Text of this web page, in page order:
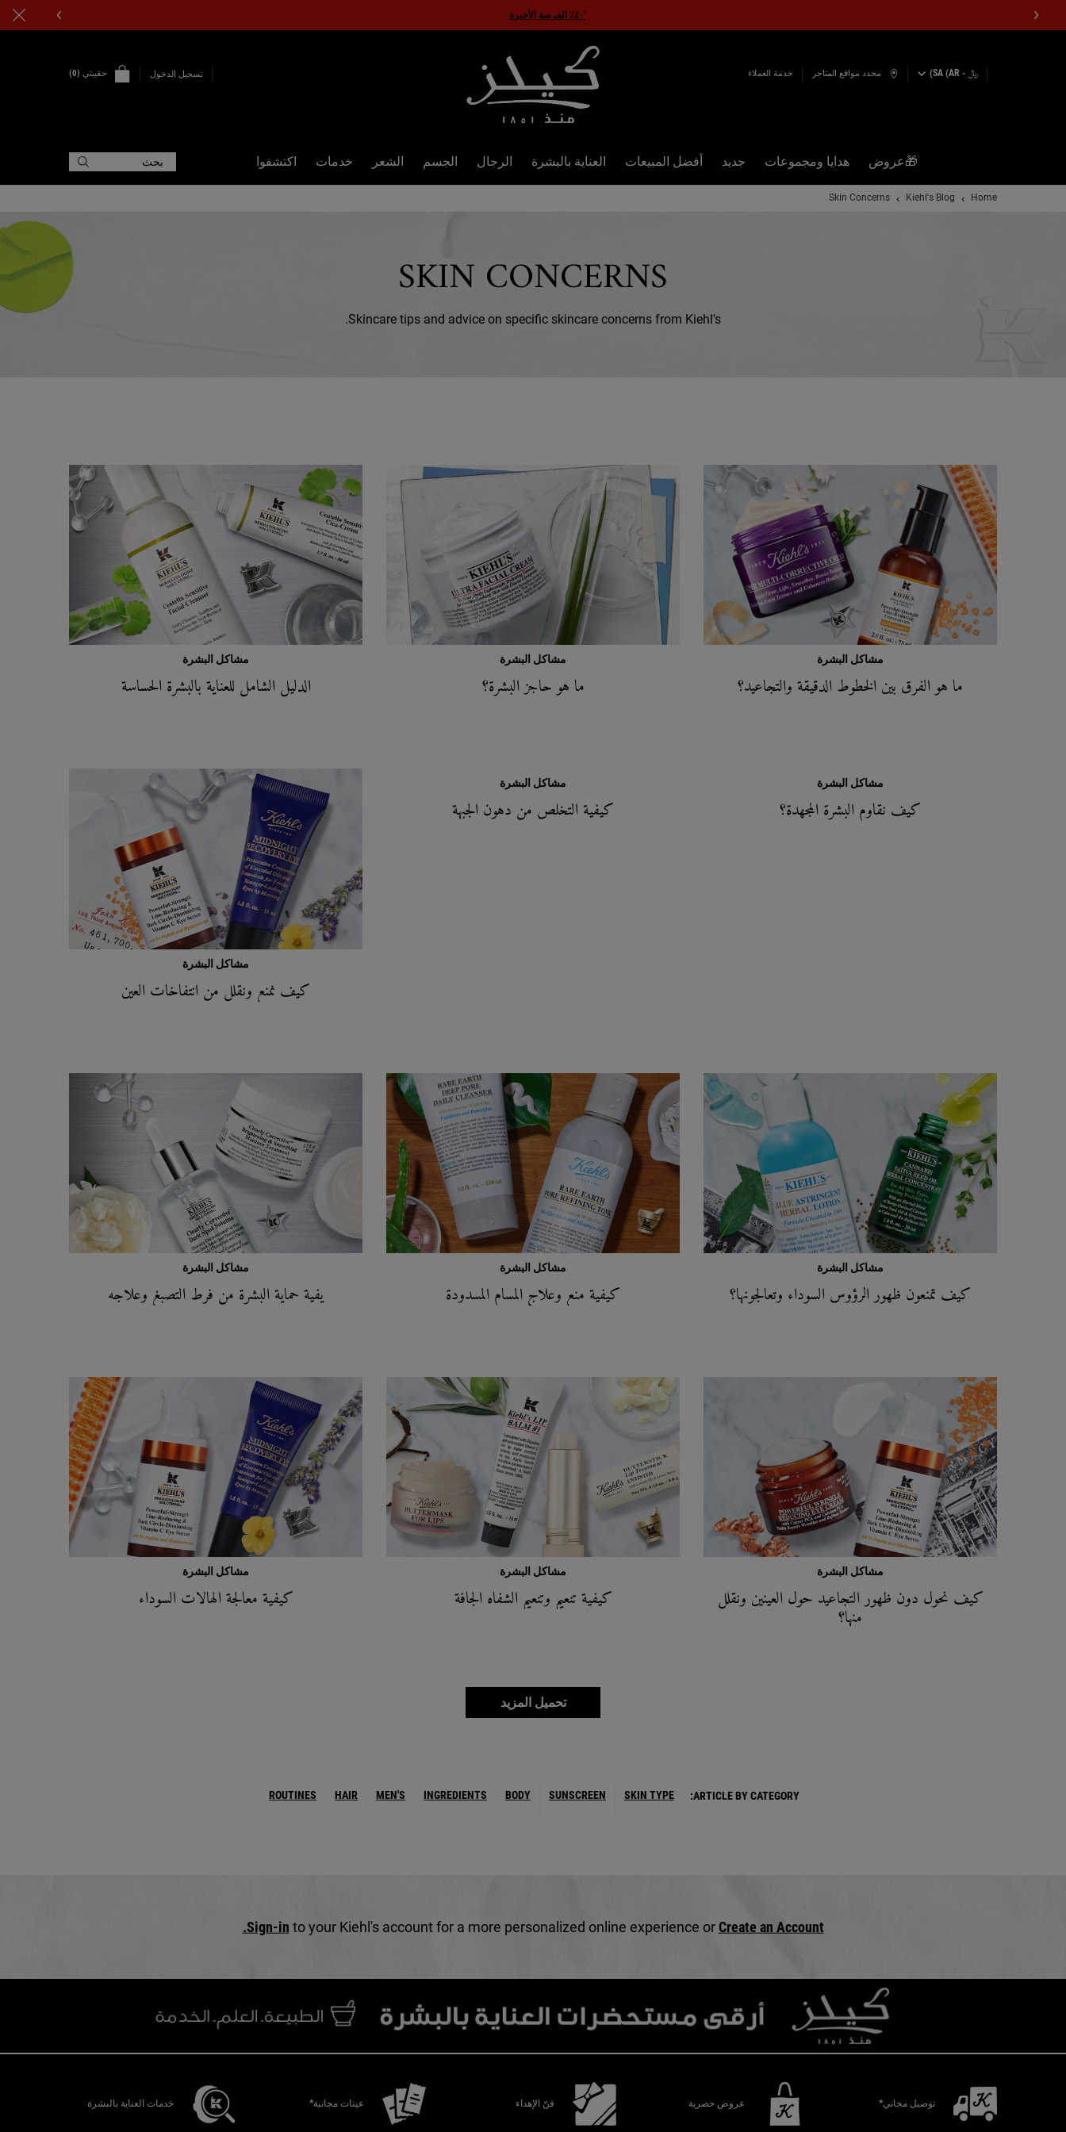
﷼ - SA (AR) محدد مواقع المتاجر خدمة العملاء تسجيل الدخول حقيبتي 0
🎁عروض هدايا ومجموعات جديد أفضل المبيعات العناية بالبشرة الرجال الجسم الشعر خدمات اكتشفوا بحث
Home
Kiehl's Blog
Skin Concerns
SKIN CONCERNS
Skincare tips and advice on specific skincare concerns from Kiehl's.
مشاكل البشرة
ما هو الفرق بين الخطوط الدقيقة والتجاعيد؟
مشاكل البشرة
ما هو حاجز البشرة؟
مشاكل البشرة
الدليل الشامل للعناية بالبشرة الحساسة
مشاكل البشرة
كيف نقاوم البشرة المجهدة؟
مشاكل البشرة
كيفية التخلص من دهون الجبهة
مشاكل البشرة
كيف نمنع ونقلل من انتفاخات العين
مشاكل البشرة
كيف تمنعون ظهور الرؤوس السوداء وتعالجونها؟
مشاكل البشرة
كيفية منع وعلاج المسام المسدودة
مشاكل البشرة
يفية حماية البشرة من فرط التصبغ وعلاجه
مشاكل البشرة
كيف نحول دون ظهور التجاعيد حول العينين ونقلل
منها؟
مشاكل البشرة
كيفية تنعيم وتنعيم الشفاه الجافة
مشاكل البشرة
كيفية معالجة الهالات السوداء
تحميل المزيد
ARTICLE BY CATEGORY:
SKIN TYPE
SUNSCREEN
BODY
INGREDIENTS
MEN'S
HAIR
ROUTINES
Sign-in to your Kiehl's account for a more personalized online experience orCreate an Account.
توصيل مجاني* عروض حصرية فنّ الإهداء عينات مجانية* خدمات العناية بالبشرة